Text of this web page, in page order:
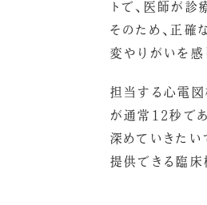
トで、医師が
そのため、正確
変やりがいを感
担当する心電
が通常12秒で
深めていきたい
提供できる臨床